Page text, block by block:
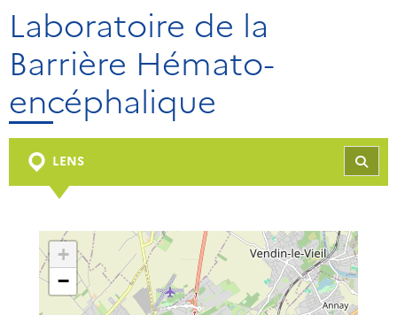
Laboratoire de la
Barrière Hémato-
encéphalique
LENS
+
−